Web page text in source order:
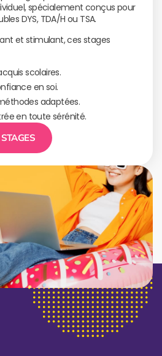
spécialement conçus pour
DYS, TDA/H ou TSA.
et stimulant, ces stages
scolaires.
en soi.
adaptées.
en toute sérénité.